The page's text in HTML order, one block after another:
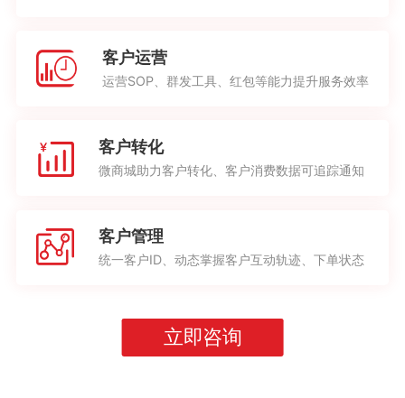
客户运营
运营SOP、群发工具、红包等能力提升服务效率
客户转化
微商城助力客户转化、客户消费数据可追踪通知
客户管理
统一客户ID、动态掌握客户互动轨迹、下单状态
立即咨询